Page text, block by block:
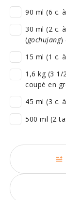
90 ml (6 c.
30 ml (2 c.
(gochujang)
15 ml (1 c.
1,6 kg (3
coupé en
45 ml (3 c.
500 ml (2